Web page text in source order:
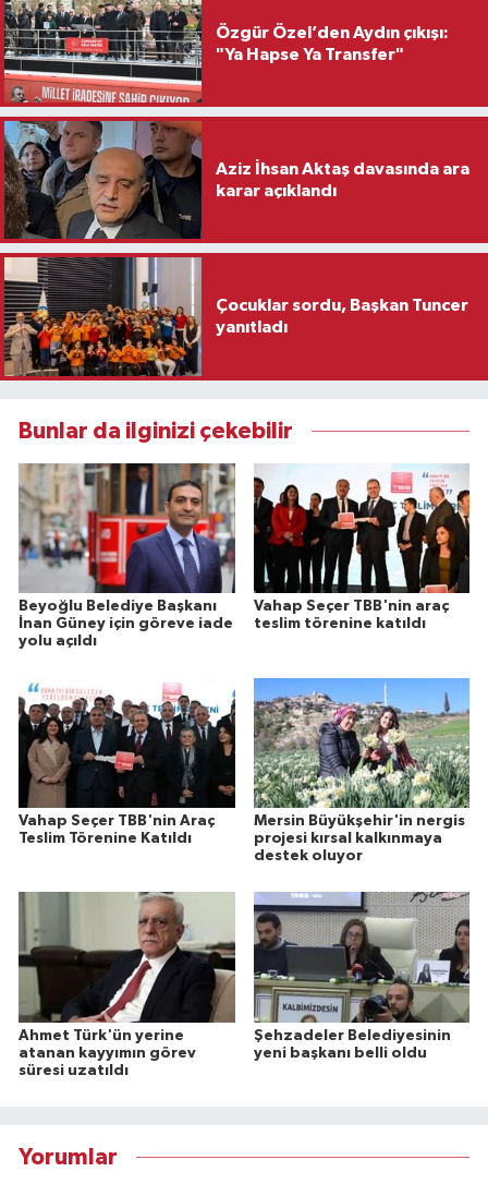
Özgür Özel’den Aydın çıkışı:
"Ya Hapse Ya Transfer"
Aziz İhsan Aktaş davasında ara
karar açıklandı
Çocuklar sordu, Başkan Tuncer
yanıtladı
Bunlar da ilginizi çekebilir
Beyoğlu Belediye Başkanı
İnan Güney için göreve iade
yolu açıldı
Vahap Seçer TBB'nin araç
teslim törenine katıldı
Vahap Seçer TBB'nin Araç
Teslim Törenine Katıldı
Mersin Büyükşehir'in nergis
projesi kırsal kalkınmaya
destek oluyor
Ahmet Türk'ün yerine
atanan kayyımın görev
süresi uzatıldı
Şehzadeler Belediyesinin
yeni başkanı belli oldu
Yorumlar